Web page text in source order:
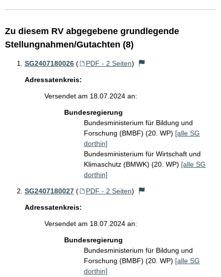
Zu diesem RV abgegebene grundlegende
Stellungnahmen/Gutachten (8)
SG2407180026 ( PDF - 2 Seiten)
Adressatenkreis:
Versendet am 18.07.2024 an:
Bundesregierung
Bundesministerium für Bildung und
Forschung (BMBF) (20. WP) [alle SG
dorthin]
Bundesministerium für Wirtschaft und
Klimaschutz (BMWK) (20. WP) [alle SG
dorthin]
SG2407180027 ( PDF - 2 Seiten)
Adressatenkreis:
Versendet am 18.07.2024 an:
Bundesregierung
Bundesministerium für Bildung und
Forschung (BMBF) (20. WP) [alle SG
dorthin]